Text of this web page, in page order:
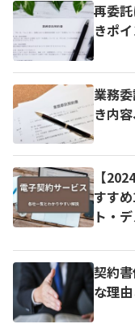
再委
きポ
業務
き内
【
すす
ト・
契約
な理